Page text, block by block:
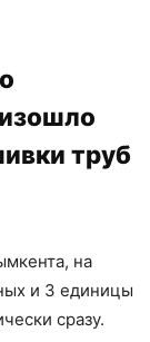
труб
на
и 3 единицы
сразу.